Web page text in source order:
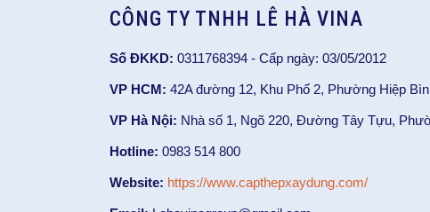
CÔNG TY TNHH LÊ HÀ VINA
Số ĐKKD: 0311768394 - Cấp ngày: 03/05/2012
VP HCM: 42A đường 12, Khu Phố 2, Phường Hiệp
VP Hà Nội: Nhà số 1, Ngõ 220, Đường Tây Tựu,
Hotline: 0983 514 800
Website: https://www.capthepxaydung.com/